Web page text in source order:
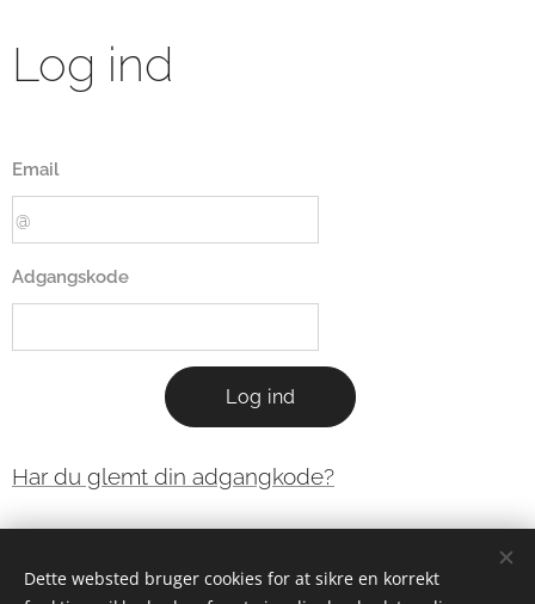
Log ind
Email
Adgangskode
Log ind
Har du glemt din adgangkode?
Dette websted bruger cookies for at sikre en korrekt